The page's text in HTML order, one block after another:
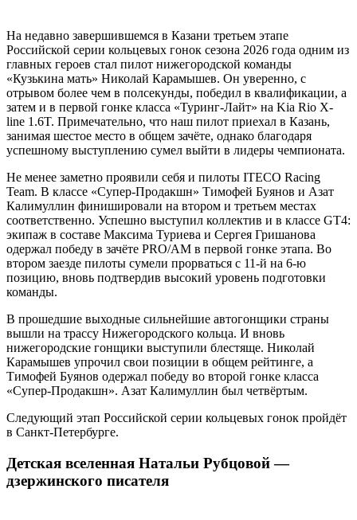
На недавно завершившемся в Казани третьем этапе
Российской серии кольцевых гонок сезона 2026 года одним из
главных героев стал пилот нижегородской команды
«Кузькина мать» Николай Карамышев. Он уверенно, с
отрывом более чем в полсекунды, победил в квалификации, а
затем и в первой гонке класса «Туринг-Лайт» на Kia Rio X-
line 1.6T. Примечательно, что наш пилот приехал в Казань,
занимая шестое место в общем зачёте, однако благодаря
успешному выступлению сумел выйти в лидеры чемпионата.
Не менее заметно проявили себя и пилоты ITECO Racing
Team. В классе «Супер-Продакшн» Тимофей Буянов и Азат
Калимуллин финишировали на втором и третьем местах
соответственно. Успешно выступил коллектив и в классе GT4:
экипаж в составе Максима Туриева и Сергея Гришанова
одержал победу в зачёте PRO/AM в первой гонке этапа. Во
втором заезде пилоты сумели прорваться с 11-й на 6-ю
позицию, вновь подтвердив высокий уровень подготовки
команды.
В прошедшие выходные сильнейшие автогонщики страны
вышли на трассу Нижегородского кольца. И вновь
нижегородские гонщики выступили блестяще. Николай
Карамышев упрочил свои позиции в общем рейтинге, а
Тимофей Буянов одержал победу во второй гонке класса
«Супер-Продакшн». Азат Калимуллин был четвёртым.
Следующий этап Российской серии кольцевых гонок пройдёт
в Санкт-Петербурге.
Детская вселенная Натальи Рубцовой —
дзержинского писателя